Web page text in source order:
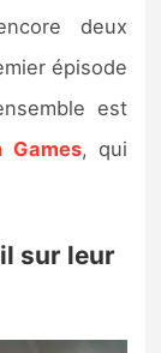
deux
épisode
est
Games, qui
sur leur